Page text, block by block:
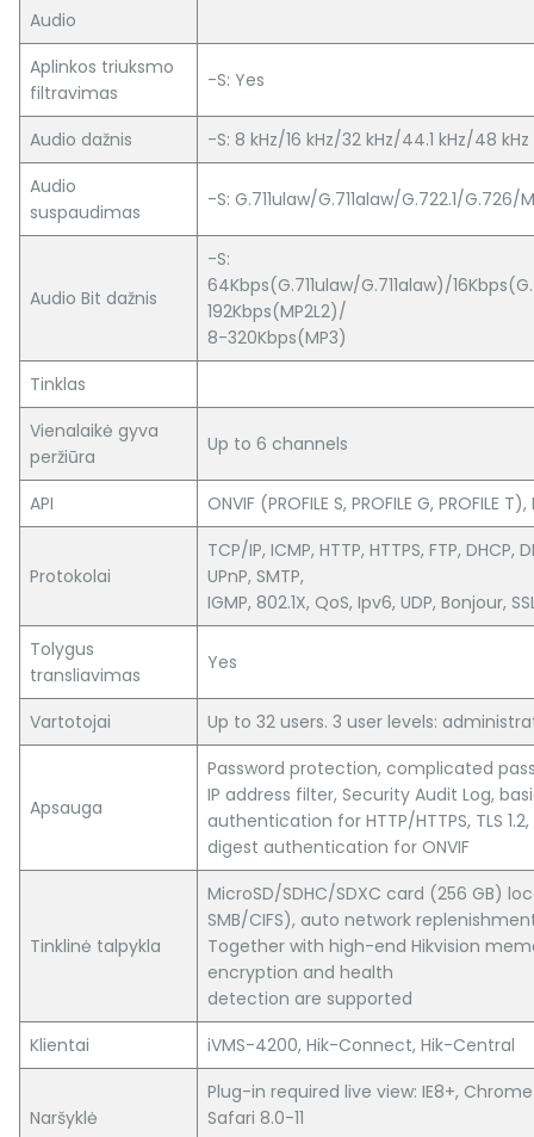
Audio
Aplinkos triuksmo
filtravimas
-S: Yes
Audio dažnis
-S: 8 kHz/16 kHz/32 kHz/44.1 kHz/48 kHz
Audio
suspaudimas
-S: G.711ulaw/G.711alaw/G.722.1/G.726/
Audio Bit dažnis
-S:
64Kbps(G.711ulaw/G.711alaw)/
192Kbps(MP2L2)/
8-320Kbps(MP3)
Tinklas
Vienalaikė gyva
peržiūra
Up to 6 channels
API ONVIF (PROFILE S, PROFILE G, PROFILE T),
Protokolai
TCP/IP, ICMP, HTTP, HTTPS, FTP, DHCP,
UPnP, SMTP,
IGMP, 802.1X, QoS, Ipv6, UDP, Bonjour,
Tolygus
transliavimas
Yes
Vartotojai Up to 32 users. 3 user levels:
Apsauga
Password protection, complicated
IP address filter, Security Audit Log,
authentication for HTTP/HTTPS, TLS 1.2,
digest authentication for ONVIF
Tinklinė talpykla
MicroSD/SDHC/SDXC card (256 GB)
SMB/CIFS), auto network
Together with high-end Hikvision
encryption and health
detection are supported
Klientai
iVMS-4200, Hik-Connect, Hik-Central
Naršyklė
Plug-in required live view: IE8+,
Safari 8.0-11